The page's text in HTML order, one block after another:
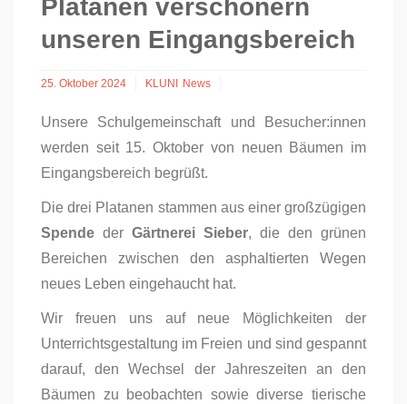
Platanen verschönern
unseren Eingangsbereich
25. Oktober 2024 KLUNI News
Unsere Schulgemeinschaft und Besucher:innen
werden seit 15. Oktober von neuen Bäumen im
Eingangsbereich begrüßt.
Die drei Platanen stammen aus einer großzügigen
Spende der Gärtnerei Sieber, die den grünen
Bereichen zwischen den asphaltierten Wegen
neues Leben eingehaucht hat.
Wir freuen uns auf neue Möglichkeiten der
Unterrichtsgestaltung im Freien und sind gespannt
darauf, den Wechsel der Jahreszeiten an den
Bäumen zu beobachten sowie diverse tierische